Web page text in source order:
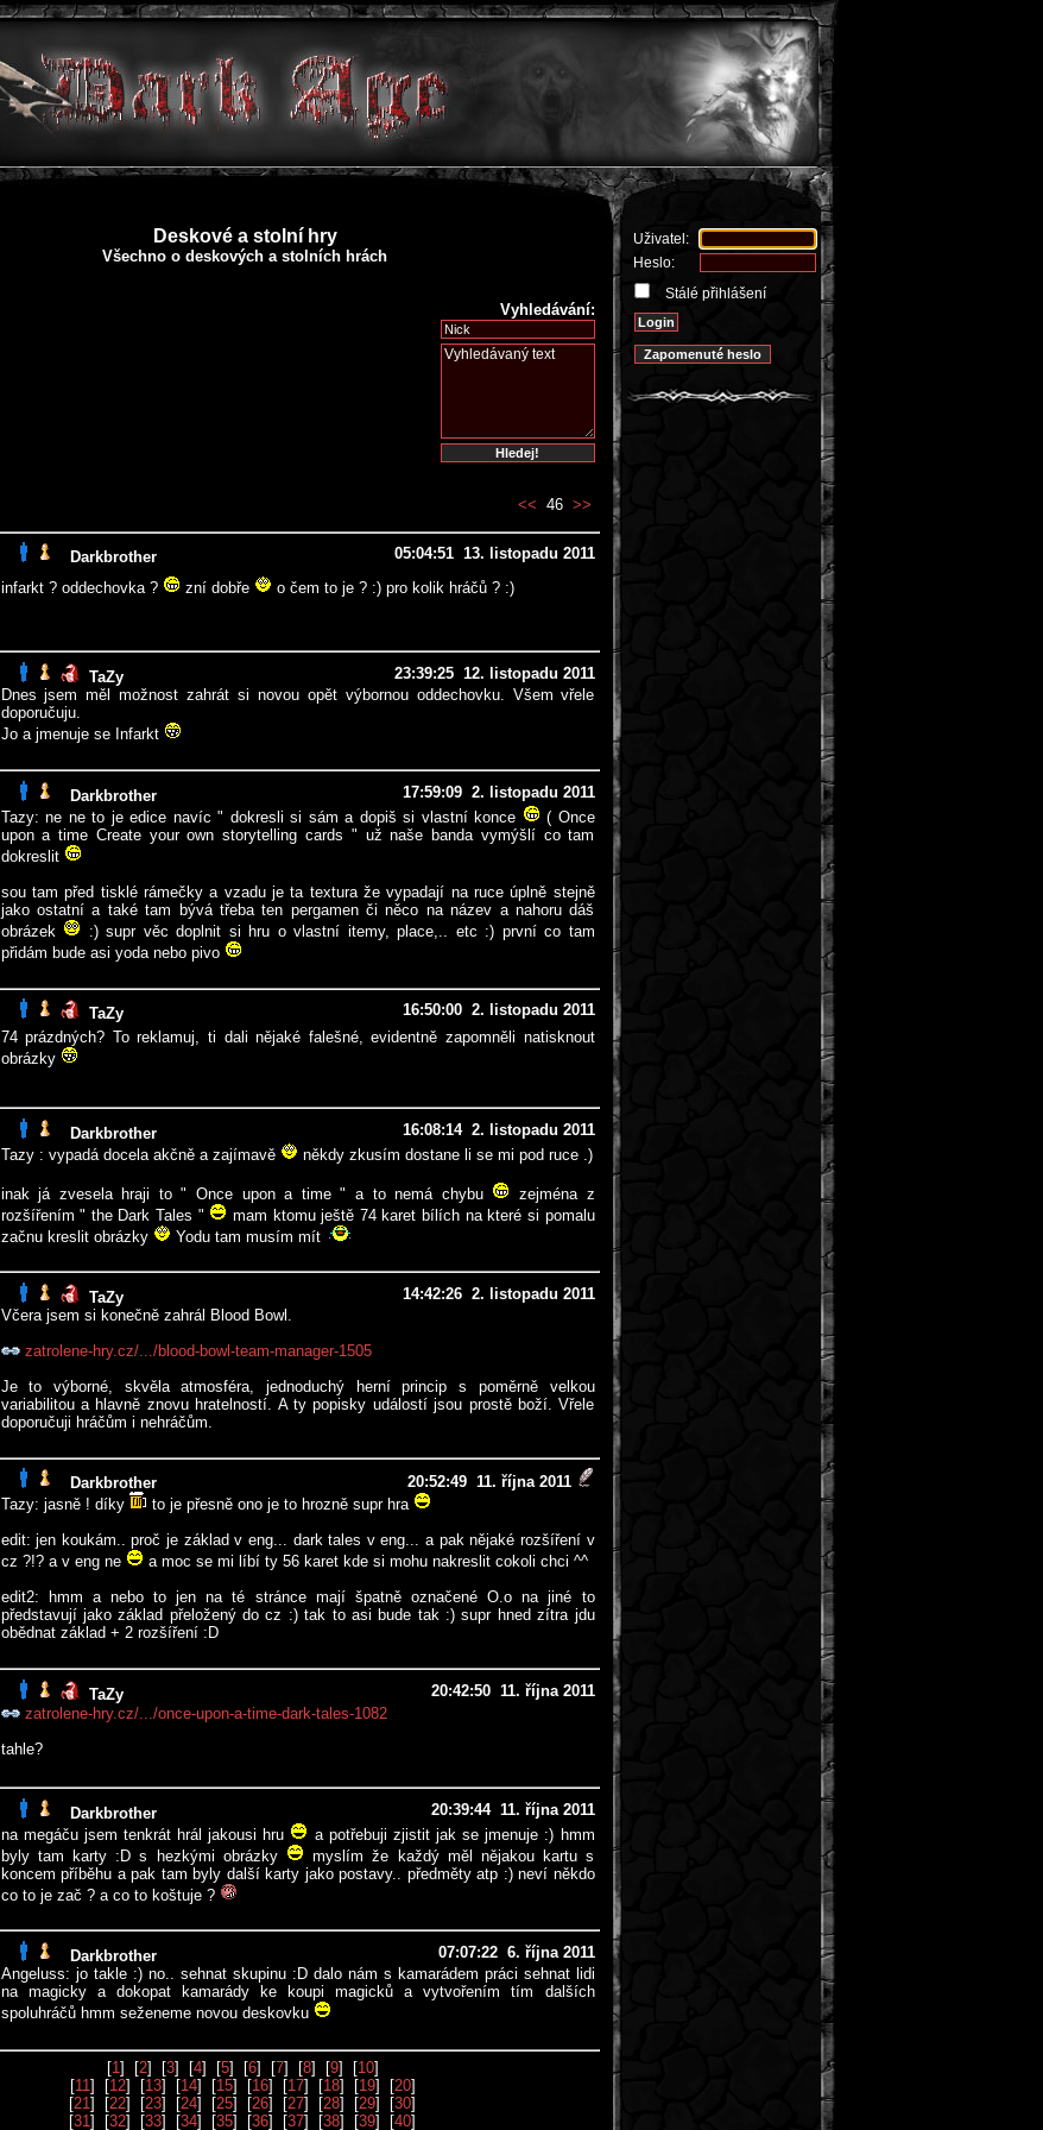
Deskové a stolní hry
Všechno o deskových a stolních hrách
Vyhledávání:
<< 46 >>
Darkbrother
05:04:51 13. listopadu 2011
infarkt ? oddechovka ?
zní dobře o čem to je ? :) pro kolik hráčů ? :)
TaZy
23:39:25 12. listopadu 2011
Dnes jsem měl možnost zahrát si novou opět výbornou oddechovku. Všem vřele
doporučuju.
Jo a jmenuje se Infarkt
Darkbrother
17:59:09 2. listopadu 2011
Tazy: ne ne to je edice navíc " dokresli si sám a dopiš si vlastní konce
( Once
upon a time Create your own storytelling cards " už naše banda vymýšlí co tam
dokreslit
sou tam před tisklé rámečky a vzadu je ta textura že vypadají na ruce úplně stejně
jako ostatní a také tam bývá třeba ten pergamen či něco na název a nahoru dáš
obrázek
:) supr věc doplnit si hru o vlastní itemy, place,.. etc :) první co tam
přidám bude asi yoda nebo pivo
TaZy
16:50:00 2. listopadu 2011
74 prázdných? To reklamuj, ti dali nějaké falešné, evidentně zapomněli natisknout
obrázky
Darkbrother
16:08:14 2. listopadu 2011
Tazy : vypadá docela akčně a zajímavě
někdy zkusím dostane li se mi pod ruce .)
inak já zvesela hraji to " Once upon a time " a to nemá chybu
zejména z
rozšířením " the Dark Tales "
mam ktomu ještě 74 karet bílích na které si pomalu
začnu kreslit obrázky
Yodu tam musím mít
TaZy
14:42:26 2. listopadu 2011
Včera jsem si konečně zahrál Blood Bowl.
zatrolene-hry.cz/.../blood-bowl-team-manager-1505
Je to výborné, skvěla atmosféra, jednoduchý herní princip s poměrně velkou
variabilitou a hlavně znovu hratelností. A ty popisky událostí jsou prostě boží. Vřele
doporučuji hráčům i nehráčům.
Darkbrother
20:52:49 11. října 2011
Tazy: jasně ! díky
to je přesně ono je to hrozně supr hra
edit: jen koukám.. proč je základ v eng... dark tales v eng... a pak nějaké rozšíření v
cz ?!? a v eng ne
a moc se mi líbí ty 56 karet kde si mohu nakreslit cokoli chci ^^
edit2: hmm a nebo to jen na té stránce mají špatně označené O.o na jiné to
představují jako základ přeložený do cz :) tak to asi bude tak :) supr hned zítra jdu
obědnat základ + 2 rozšíření :D
TaZy
20:42:50 11. října 2011
zatrolene-hry.cz/.../once-upon-a-time-dark-tales-1082
tahle?
Darkbrother
20:39:44 11. října 2011
na megáču jsem tenkrát hrál jakousi hru
a potřebuji zjistit jak se jmenuje :) hmm
byly tam karty :D s hezkými obrázky
myslím že každý měl nějakou kartu s
koncem příběhu a pak tam byly další karty jako postavy.. předměty atp :) neví někdo
co to je zač ? a co to koštuje ?
Darkbrother
07:07:22 6. října 2011
Angeluss: jo takle :) no.. sehnat skupinu :D dalo nám s kamarádem práci sehnat lidi
na magicky a dokopat kamarády ke koupi magicků a vytvořením tím dalších
spoluhráčů hmm seženeme novou deskovku
[1] [2] [3] [4] [5] [6] [7] [8] [9] [10]
[11] [12] [13] [14] [15] [16] [17] [18] [19] [20]
[21] [22] [23] [24] [25] [26] [27] [28] [29] [30]
[31] [32] [33] [34] [35] [36] [37] [38] [39] [40]
Uživatel:
Heslo:
Stálé přihlášení